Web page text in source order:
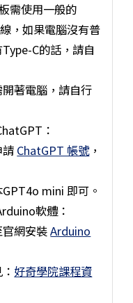
需使用一般的
，如果電腦沒有普
C的話，請自
著電腦，請自行
：
ChatGPT 帳號，
mini 即可。
軟體：
官網安裝Arduino
好奇學院課程資